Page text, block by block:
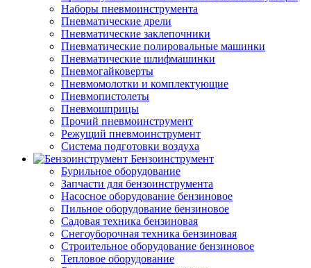
Наборы пневмоинструмента
Пневматические дрели
Пневматические заклепочники
Пневматические полировальные машинки
Пневматические шлифмашинки
Пневмогайковерты
Пневмомолотки и комплектующие
Пневмопистолеты
Пневмошприцы
Прочий пневмоинструмент
Режущий пневмоинструмент
Система подготовки воздуха
Бензоинструмент
Бурильное оборудование
Запчасти для бензоинструмента
Насосное оборудование бензиновое
Пильное оборудование бензиновое
Садовая техника бензиновая
Снегоуборочная техника бензиновая
Строительное оборудование бензиновое
Тепловое оборудование